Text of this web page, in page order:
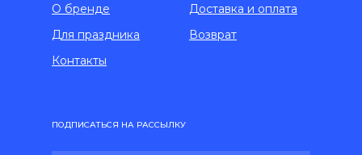
О бренде
Доставка и оплата
Возврат
ПОДПИСАТЬСЯ НА РАССЫЛКУ
Контакты
Для праздника